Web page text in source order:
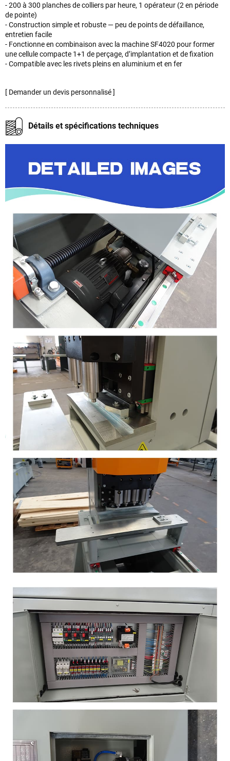
- 200 à 300 planches de colliers par heure, 1 opérateur (2 en période
de pointe)
- Construction simple et robuste — peu de points de défaillance,
entretien facile
- Fonctionne en combinaison avec la machine SF4020 pour former
une cellule compacte 1+1 de perçage, d’implantation et de fixation
- Compatible avec les rivets pleins en aluminium et en fer
[ Demander un devis personnalisé ]
Détails et spécifications techniques